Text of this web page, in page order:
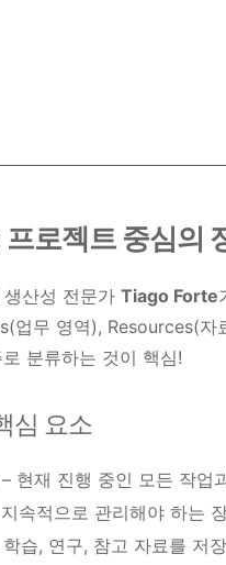
프로젝트 중심의
산성 전문가 Tiago Forte
업무 영역), Resources(
분류하는 것이 핵심!
심 요소
– 현재 진행 중인 모든 작업
속적으로 관리해야 하는
습, 연구, 참고 자료를 저